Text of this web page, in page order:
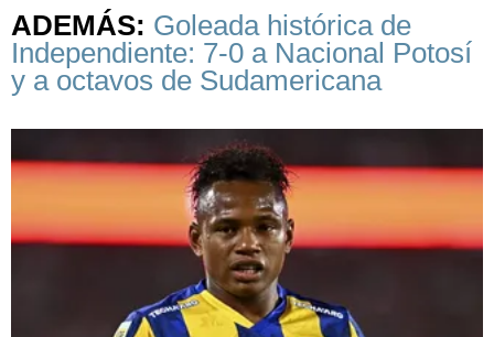
ADEMÁS: Goleada histórica de
Independiente: 7-0 a Nacional Potosí
y a octavos de Sudamericana